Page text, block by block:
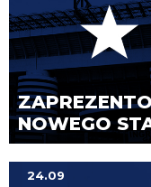
NOWEGO
24.09